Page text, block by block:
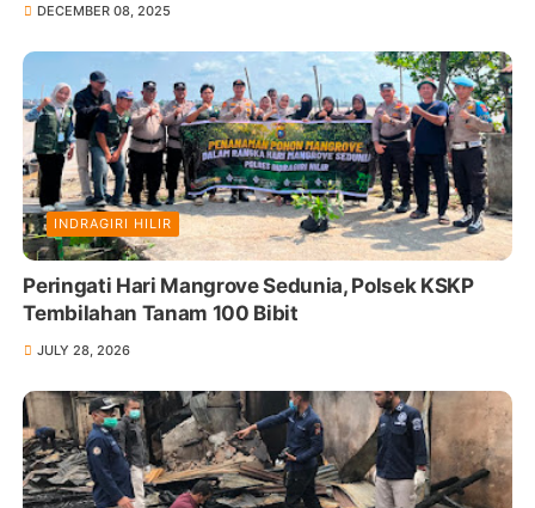
DECEMBER 08, 2025
INDRAGIRI HILIR
Peringati Hari Mangrove Sedunia, Polsek KSKP
Tembilahan Tanam 100 Bibit
JULY 28, 2026